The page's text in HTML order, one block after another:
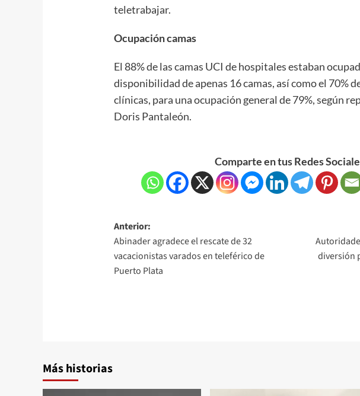
tele­trabajar.
Ocupación camas
El 88% de las camas UCI de hospitales estaban
disponibilidad de apenas 16 camas, así como el 70%
clínicas, para una ocupación general de 79%, según
Doris Pantaleón.
Comparte en tus Redes
Anterior:
Abinader agradece el rescate de 32
vacacionistas varados en teleférico de
Puerto Plata
diversión
Más historias